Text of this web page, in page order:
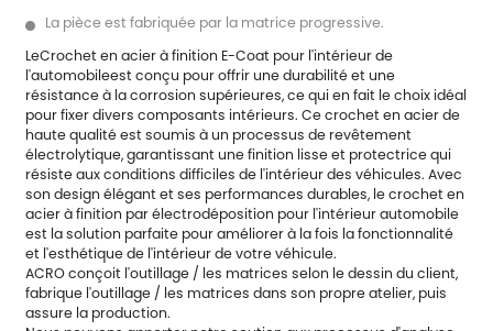
La pièce est fabriquée par la matrice progressive.
LeCrochet en acier à finition E-Coat pour l'intérieur de
l'automobileest conçu pour offrir une durabilité et une
résistance à la corrosion supérieures, ce qui en fait le choix idéal
pour fixer divers composants intérieurs. Ce crochet en acier de
haute qualité est soumis à un processus de revêtement
électrolytique, garantissant une finition lisse et protectrice qui
résiste aux conditions difficiles de l'intérieur des véhicules. Avec
son design élégant et ses performances durables, le crochet en
acier à finition par électrodéposition pour l'intérieur automobile
est la solution parfaite pour améliorer à la fois la fonctionnalité
et l'esthétique de l'intérieur de votre véhicule.
ACRO conçoit l'outillage / les matrices selon le dessin du client,
fabrique l'outillage / les matrices dans son propre atelier, puis
assure la production.